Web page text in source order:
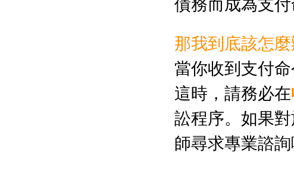
債務而成為支付
那我到底該怎麼
當你收到支付命
這時，請務必在
訟程序。如果
師尋求專業諮詢